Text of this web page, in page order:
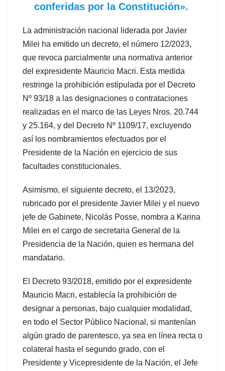
conferidas por la Constitución».
La administración nacional liderada por Javier
Milei ha emitido un decreto, el número 12/2023,
que revoca parcialmente una normativa anterior
del expresidente Mauricio Macri. Esta medida
restringe la prohibición estipulada por el Decreto
Nº 93/18 a las designaciones o contrataciones
realizadas en el marco de las Leyes Nros. 20.744
y 25.164, y del Decreto Nº 1109/17, excluyendo
así los nombramientos efectuados por el
Presidente de la Nación en ejercicio de sus
facultades constitucionales.
Asimismo, el siguiente decreto, el 13/2023,
rubricado por el presidente Javier Milei y el nuevo
jefe de Gabinete, Nicolás Posse, nombra a Karina
Milei en el cargo de secretaria General de la
Presidencia de la Nación, quien es hermana del
mandatario.
El Decreto 93/2018, emitido por el expresidente
Mauricio Macri, establecía la prohibición de
designar a personas, bajo cualquier modalidad,
en todo el Sector Público Nacional, si mantenían
algún grado de parentesco, ya sea en línea recta o
colateral hasta el segundo grado, con el
Presidente y Vicepresidente de la Nación, el Jefe